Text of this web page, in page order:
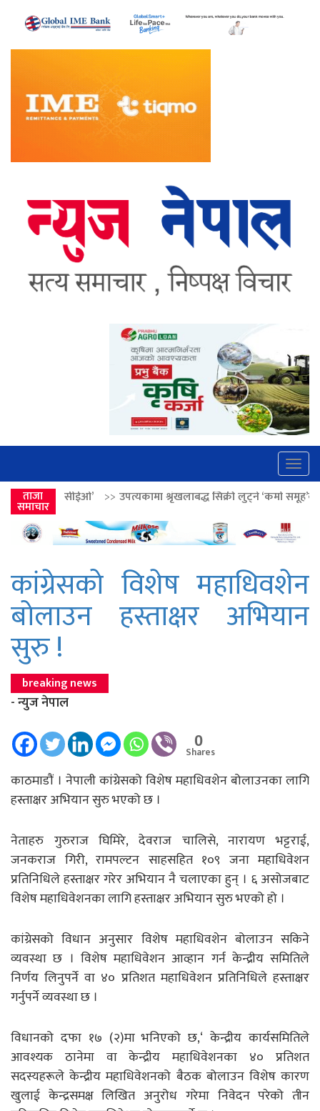
ताजा
समाचार
>>उपत्यकामा श्रृंखलाबद्ध सिक्री लुट्ने ‘कर्मा समूह’का नाइकेसहित पाँच
कांग्रेसको विशेष महाधिवशेन
बोलाउन हस्ताक्षर अभियान
सुरु !
breaking news
- न्युज नेपाल
0
Shares
काठमाडौं । नेपाली कांग्रेसको विशेष महाधिवशेन बोलाउनका लागि
हस्ताक्षर अभियान सुरु भएको छ ।
नेताहरु गुरुराज घिमिरे, देवराज चालिसे, नारायण भट्टराई,
जनकराज गिरी, रामपल्टन साहसहित १०९ जना महाधिवेशन
प्रतिनिधिले हस्ताक्षर गरेर अभियान नै चलाएका हुन् । ६ असोजबाट
विशेष महाधिवेशनका लागि हस्ताक्षर अभियान सुरु भएको हो ।
कांग्रेसको विधान अनुसार विशेष महाधिवशेन बोलाउन सकिने
व्यवस्था छ । विशेष महाधिवेशन आव्हान गर्न केन्द्रीय समितिले
निर्णय लिनुपर्ने वा ४० प्रतिशत महाधिवेशन प्रतिनिधिले हस्ताक्षर
गर्नुपर्ने व्यवस्था छ ।
विधानको दफा १७ (२)मा भनिएको छ,‘ केन्द्रीय कार्यसमितिले
आवश्यक ठानेमा वा केन्द्रीय महाधिवेशनका ४० प्रतिशत
सदस्यहरूले केन्द्रीय महाधिवेशनको बैठक बोलाउन विशेष कारण
खुलाई केन्द्रसमक्ष लिखित अनुरोध गरेमा निवेदन परेको तीन